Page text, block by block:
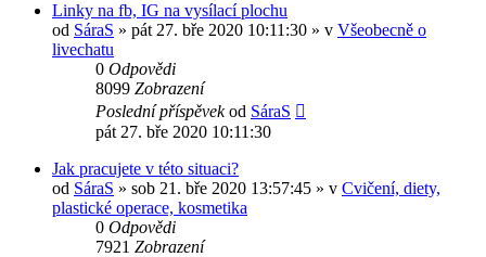
Linky na fb, IG na vysílací plochu
od SáraS » pát 27. bře 2020 10:11:30 » v Všeobecně o
livechatu
0 Odpovědi
8099 Zobrazení
Poslední příspěvekod SáraS
pát 27. bře 2020 10:11:30
Jak pracujete v této situaci?
od SáraS » sob 21. bře 2020 13:57:45 » v Cvičení, diety,
plastické operace, kosmetika
0 Odpovědi
7921 Zobrazení